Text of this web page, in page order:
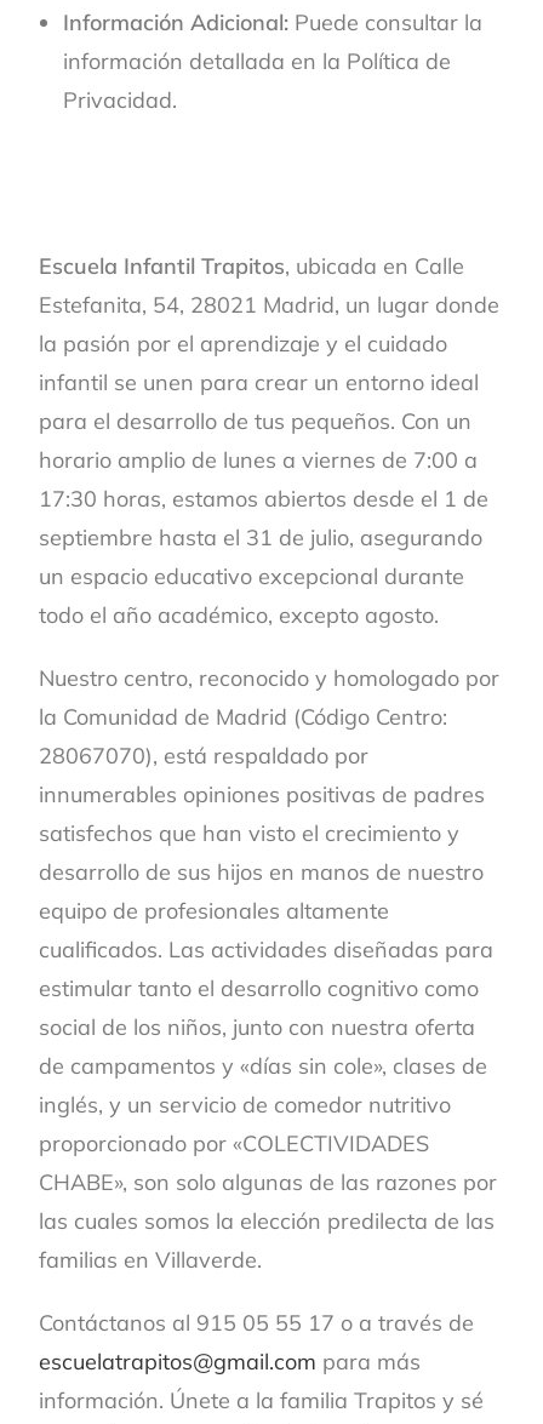
Información Adicional: Puede consultar la
información detallada en la Política de
Privacidad.
Escuela Infantil Trapitos, ubicada en Calle
Estefanita, 54, 28021 Madrid, un lugar donde
la pasión por el aprendizaje y el cuidado
infantil se unen para crear un entorno ideal
para el desarrollo de tus pequeños. Con un
horario amplio de lunes a viernes de 7:00 a
17:30 horas, estamos abiertos desde el 1 de
septiembre hasta el 31 de julio, asegurando
un espacio educativo excepcional durante
todo el año académico, excepto agosto.
Nuestro centro, reconocido y homologado por
la Comunidad de Madrid (Código Centro:
28067070), está respaldado por
innumerables opiniones positivas de padres
satisfechos que han visto el crecimiento y
desarrollo de sus hijos en manos de nuestro
equipo de profesionales altamente
cualificados. Las actividades diseñadas para
estimular tanto el desarrollo cognitivo como
social de los niños, junto con nuestra oferta
de campamentos y «días sin cole», clases de
inglés, y un servicio de comedor nutritivo
proporcionado por «COLECTIVIDADES
CHABE», son solo algunas de las razones por
las cuales somos la elección predilecta de las
familias en Villaverde.
Contáctanos al 915 05 55 17 o a través de
escuelatrapitos@gmail.com para más
información. Únete a la familia Trapitos y sé